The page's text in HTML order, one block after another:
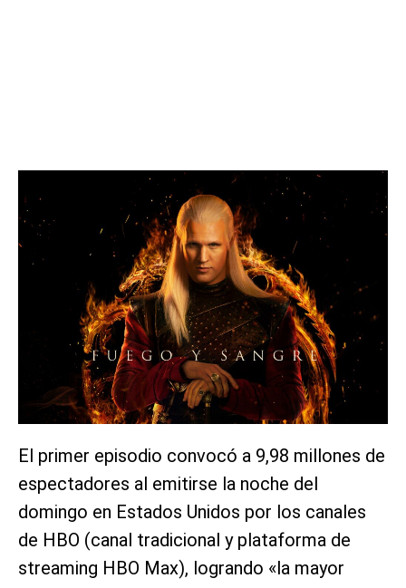
El primer episodio convocó a 9,98 millones de
espectadores al emitirse la noche del
domingo en Estados Unidos por los canales
de HBO (canal tradicional y plataforma de
streaming HBO Max), logrando «la mayor